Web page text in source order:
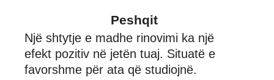
Peshqit
Një shtytje e madhe rinovimi ka një
efekt pozitiv në jetën tuaj. Situatë e
favorshme për ata që studiojnë.